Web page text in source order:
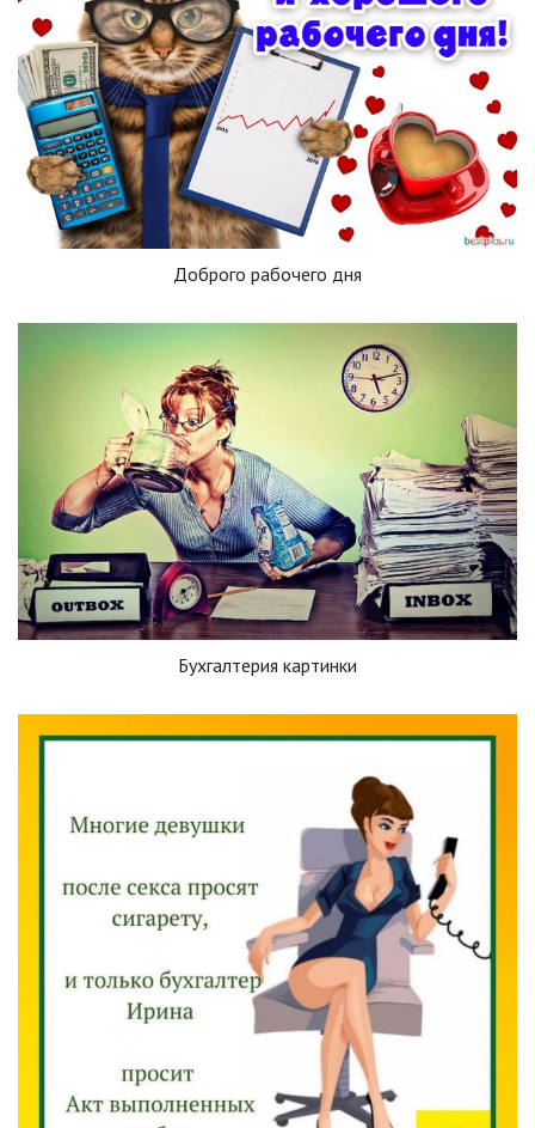
Доброго рабочего дня
Бухгалтерия картинки